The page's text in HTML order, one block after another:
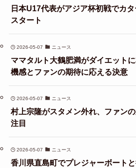
日本U17代表がアジア杯初戦でカ
スタート
2026-05-07 ニュース
ママタルト大鶴肥満がダイエット
機感とファンの期待に応える決意
2026-05-07 ニュース
村上宗隆がスタメン外れ、ファン
注目
2026-05-07 ニュース
香川県直島町でプレジャーボート